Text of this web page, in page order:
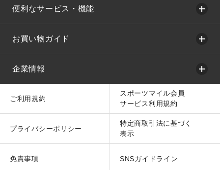
便利なサービス・機能
お買い物ガイド
企業情報
ご利用規約
スポーツマイル会員
サービス利用規約
プライバシーポリシー
特定商取引法に基づく
表示
免責事項 SNSガイドライン